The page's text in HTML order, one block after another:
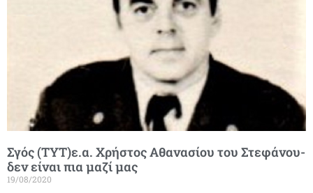
Σγός (ΤΥΤ)ε.α. Χρήστος Αθανασίου του Στεφάνου-
δεν είναι πια μαζί μας
19/08/2020